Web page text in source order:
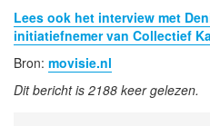
Lees ook het interview met
initiatiefnemer van Collectief
Bron: movisie.nl
Dit bericht is 2188 keer gelezen.